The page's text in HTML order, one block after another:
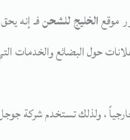
موقعالخليج للشحنفـ إنه
حول البضائع